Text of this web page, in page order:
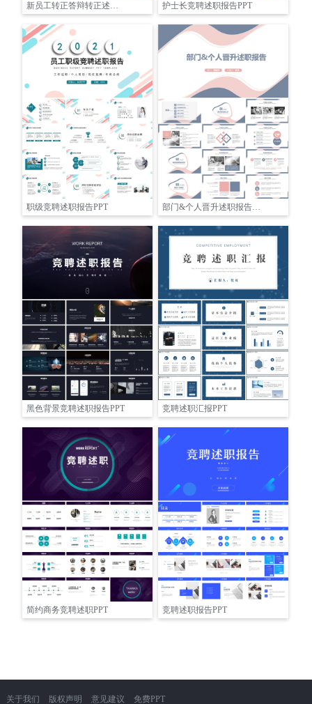
新员工转正答辩转正述职报告PPT 护士长竞聘述职报告PPT
职级竞聘述职报告PPT 部门&个人晋升述职报告PPT
黑色背景竞聘述职报告PPT 竞聘述职汇报PPT
简约商务竞聘述职PPT 竞聘述职报告PPT
关于我们 版权声明 意见建议 免费PPT